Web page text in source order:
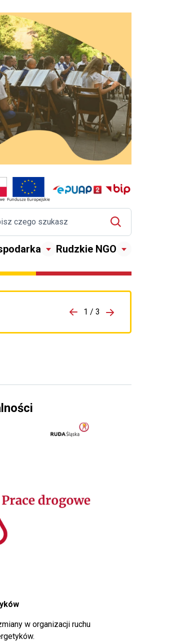
Rudzkie NGO
komunikatu 1 / 3
Przejdź do
w organizacji ruchu